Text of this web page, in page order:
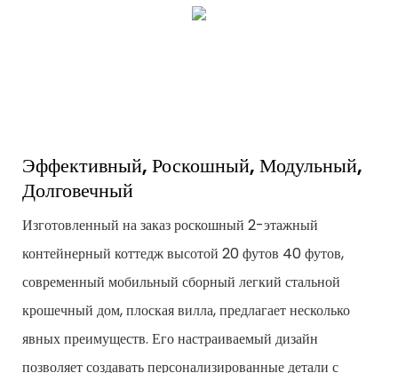
Эффективный, Роскошный, Модульный,
Долговечный
Изготовленный на заказ роскошный 2-этажный
контейнерный коттедж высотой 20 футов 40 футов,
современный мобильный сборный легкий стальной
крошечный дом, плоская вилла, предлагает несколько
явных преимуществ. Его настраиваемый дизайн
позволяет создавать персонализированные детали с